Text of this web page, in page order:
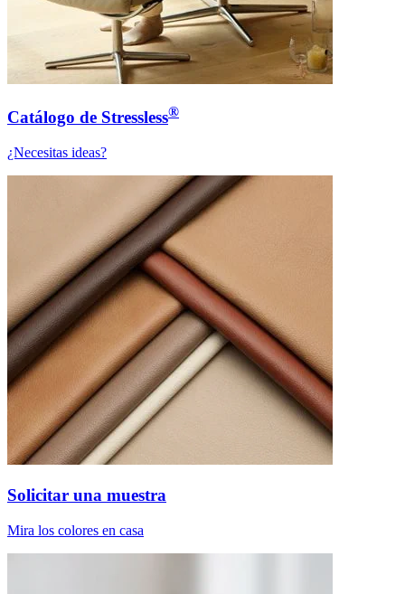
Catálogo de Stressless®
¿Necesitas ideas?
Solicitar una muestra
Mira los colores en casa